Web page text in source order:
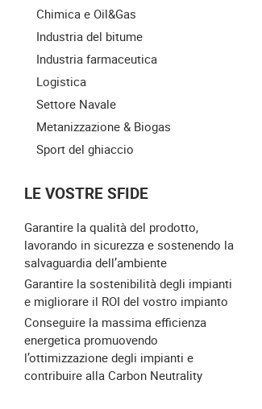
Chimica e Oil&Gas
Industria del bitume
Industria farmaceutica
Logistica
Settore Navale
Metanizzazione & Biogas
Sport del ghiaccio
LE VOSTRE SFIDE
Garantire la qualità del prodotto,
lavorando in sicurezza e sostenendo la
salvaguardia dell’ambiente
Garantire la sostenibilità degli impianti
e migliorare il ROI del vostro impianto
Conseguire la massima efficienza
energetica promuovendo
l’ottimizzazione degli impianti e
contribuire alla Carbon Neutrality